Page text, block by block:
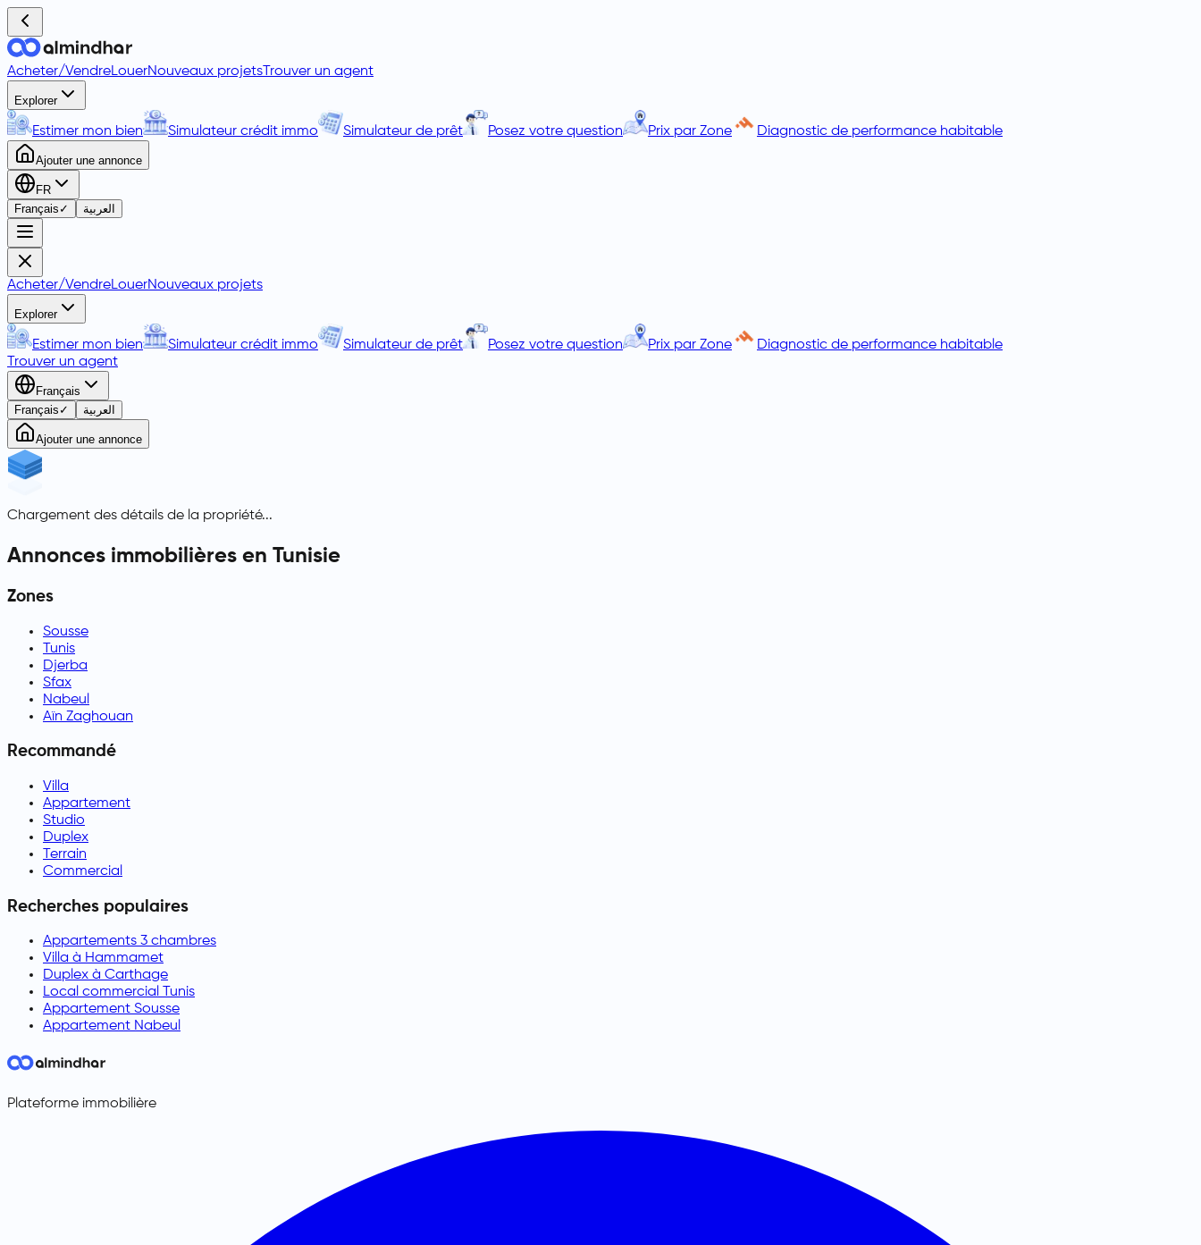
Acheter/VendreLouerNouveaux projets Trouver un agent
Explorer
Estimer mon bien Simulateur crédit immo Simulateur de prêt Posez votre question Prix par Zone Diagnostic de performance habitable
Ajouter une annonce
FR
Français ✓ العربية
Acheter/VendreLouerNouveaux projets
Explorer
Estimer mon bien Simulateur crédit immo Simulateur de prêt Posez votre question Prix par Zone
Diagnostic de performance habitable
Trouver un agent
Français
Français ✓ العربية
Ajouter une annonce
Chargement des détails de la propriété...
Annonces immobilières en Tunisie
Zones
Sousse
Tunis
Djerba
Sfax
Nabeul
Aïn Zaghouan
Recommandé
Villa
Appartement
Studio
Duplex
Terrain
Commercial
Recherches populaires
Appartements 3 chambres
Villa à Hammamet
Duplex à Carthage
Local commercial Tunis
Appartement Sousse
Appartement Nabeul
Plateforme immobilière